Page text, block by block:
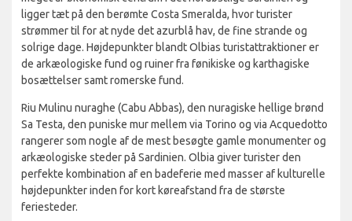
ligger tæt på den berømte Costa Smeralda, hvor turister
strømmer til for at nyde det azurblå hav, de fine strande og
solrige dage. Højdepunkter blandt Olbias turistattraktioner er
de arkæologiske fund og ruiner fra fønikiske og karthagiske
bosættelser samt romerske fund.
Riu Mulinu nuraghe (Cabu Abbas), den nuragiske hellige brønd
Sa Testa, den puniske mur mellem via Torino og via Acquedotto
rangerer som nogle af de mest besøgte gamle monumenter og
arkæologiske steder på Sardinien. Olbia giver turister den
perfekte kombination af en badeferie med masser af kulturelle
højdepunkter inden for kort køreafstand fra de største
feriesteder.